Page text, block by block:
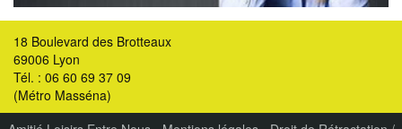
18 Boulevard des Brotteaux
69006 Lyon
Tél. : 06 60 69 37 09
(Métro Masséna)